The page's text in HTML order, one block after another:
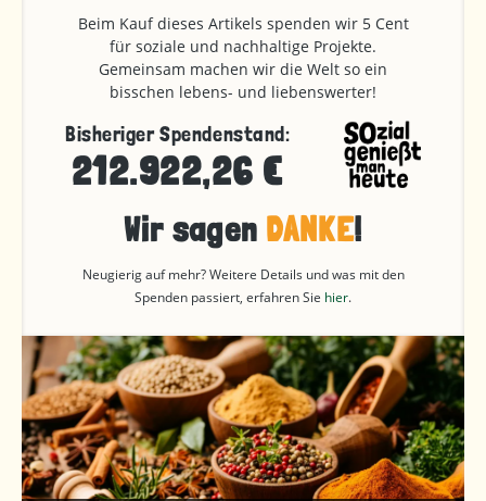
Beim Kauf dieses Artikels spenden wir 5 Cent
für soziale und nachhaltige Projekte.
Gemeinsam machen wir die Welt so ein
bisschen lebens- und liebenswerter!
Bisheriger Spendenstand:
212.922,26 €
Wir sagen DANKE!
Neugierig auf mehr? Weitere Details und was mit den
Spenden passiert, erfahren Sie hier.